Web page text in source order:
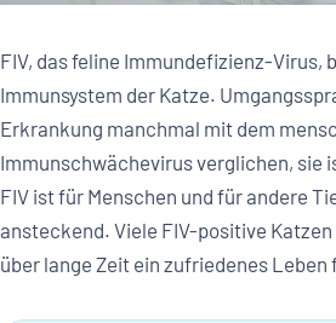
FIV, das feline Immundefizienz-Virus,
Immunsystem der Katze.
Erkrankung manchmal mit dem
Immunschwächevirus verglichen, sie
FIV ist für Menschen und für andere
ansteckend. Viele FIV-positive
über lange Zeit ein zufriedenes Leben